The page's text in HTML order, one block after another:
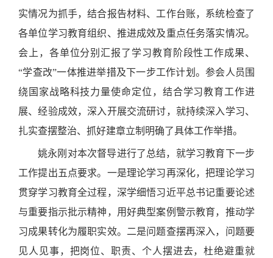
实情况为抓手，结合报告材料、工作台账，系统检查了
各单位学习教育组织、推进成效及重点任务落实情况。
会上，各单位分别汇报了学习教育阶段性工作成果、
“学查改”一体推进举措及下一步工作计划。参会人员围
绕国家战略科技力量使命定位，结合学习教育工作进
展、经验成效，深入开展交流研讨，就持续深入学习、
扎实查摆整治、抓好建章立制明确了具体工作举措。
姚永刚对本次督导进行了总结，就学习教育下一步
工作提出五点要求。一是理论学习再深化，把理论学习
贯穿学习教育全过程，深学细悟习近平总书记重要论述
与重要指示批示精神，用好典型案例警示教育，推动学
习成果转化为履职实效。二是问题查摆再深入，问题要
见人见事，把岗位、职责、个人摆进去，杜绝避重就